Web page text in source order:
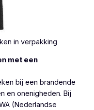
in verpakking
met een
bij een brandende
en onenigheden. Bij
(Nederlandse